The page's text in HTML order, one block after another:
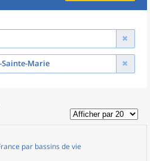
Marie
par bassins de vie